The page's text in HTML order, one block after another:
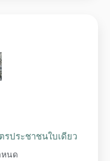
รประชาชนใบเดียว
หนด